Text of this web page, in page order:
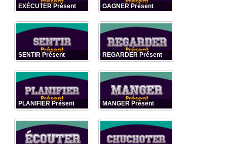
EXÉCUTER Présent GAGNER Présent
SENTIR Présent REGARDER Présent
PLANIFIER Présent MANGER Présent